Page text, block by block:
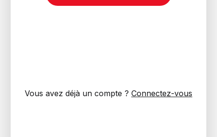
Vous avez déjà un compte ? Connectez-vous